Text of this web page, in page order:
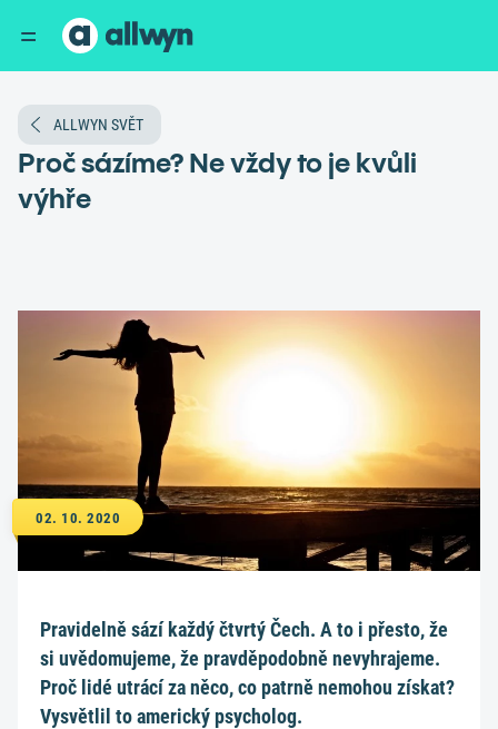
ALLWYN SVĚT
Proč sázíme? Ne vždy to je kvůli
výhře
02. 10. 2020
Pravidelně sází každý čtvrtý Čech. A to i přesto, že
si uvědomujeme, že pravděpodobně nevyhrajeme.
Proč lidé utrácí za něco, co patrně nemohou získat?
Vysvětlil to americký psycholog.